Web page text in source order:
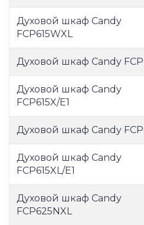
Духовой шкаф Candy
FCP615WXL
Духовой шкаф Candy
Духовой шкаф Candy
FCP615X/E1
Духовой шкаф Candy
Духовой шкаф Candy
FCP615XL/E1
Духовой шкаф Candy
FCP625NXL